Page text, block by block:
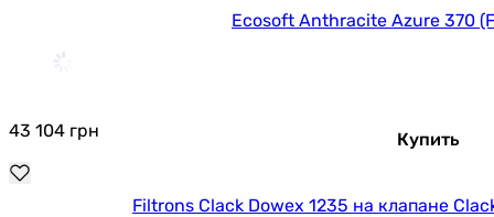
Ecosoft Anthracite Azure 370
43 104 грн Купить
Filtrons Clack Dowex 1235 на клапане